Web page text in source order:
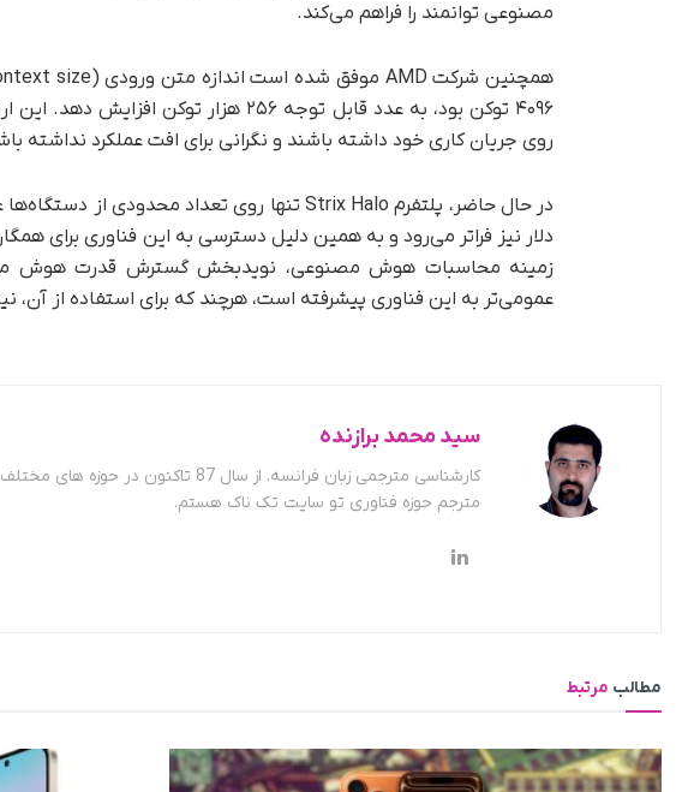
مصنوعی توانمند را فراهم می‌کند.
۴۰۹۶ توکن بود، به عدد قابل توجه ۲۵۶ هزار
روی جریان کاری خود داشته باشند و نگرانی برای افت عملکرد نداشته
زمینه محاسبات هوش مصنوعی، نویدبخش گسترش قدرت هوش
عمومی‌تر به این فناوری پیشرفته است، هرچند که برای استفاده از آن،
سید محمد برازنده
کارشناسی مترجمی زبان فرانسه. از سال
مترجم حوزه فناوری تو سایت تک ناک هستم.
مطالب مرتبط